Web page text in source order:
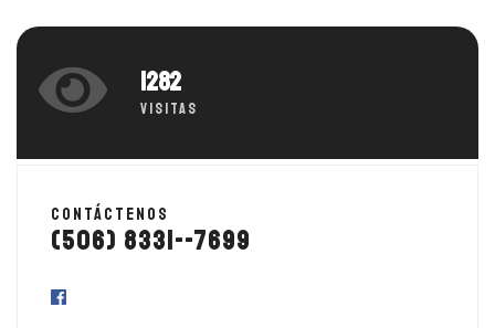
1282
Visitas
Contáctenos
(506) 8331--7699